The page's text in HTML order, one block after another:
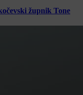
župnik Tone